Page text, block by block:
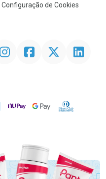
Configuração de Cookies
FacebookTwitter Linkedin
NuPay Google PayDiners Club